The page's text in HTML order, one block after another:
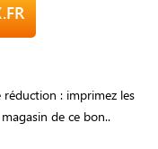
réduction : imprimez les
de ce bon..